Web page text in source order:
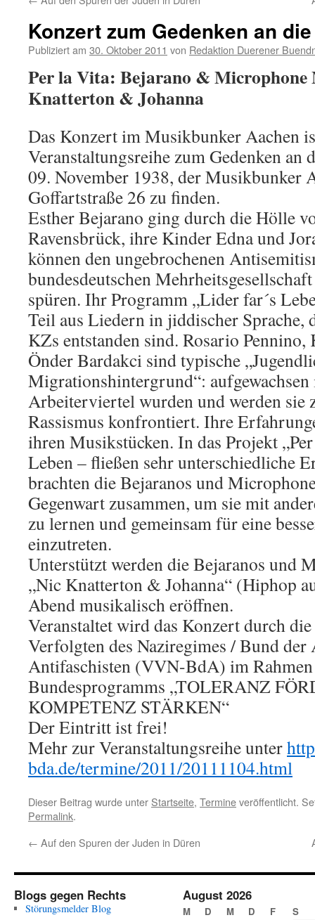
Konzert zum Gedenken an
Publiziert am 30. Oktober 2011 von Redaktion Duerener
Per la Vita: Bejarano & Microphone
Knatterton & Johanna
Das Konzert im Musikbunker Aachen
Veranstaltungsreihe zum Gedenken an
09. November 1938, der Musikbunker
Goffartstraße 26 zu finden.
Esther Bejarano ging durch die Hölle
Ravensbrück, ihre Kinder Edna und
können den ungebrochenen
bundesdeutschen
spüren. Ihr Programm „Lider far´s
Teil aus Liedern in jiddischer Sprache,
KZs entstanden sind. Rosario
Önder Bardakci sind typische
Migrationshintergrund“:
Arbeiterviertel wurden und werden sie
Rassismus konfrontiert. Ihre
ihren Musikstücken. In das Projekt
Leben – fließen sehr unterschiedliche
brachten die Bejaranos und
Gegenwart zusammen, um sie mit
zu lernen und gemeinsam für eine
einzutreten.
Unterstützt werden die Bejaranos und
„Nic Knatterton & Johanna“ (Hiphop
Abend musikalisch eröffnen.
Veranstaltet wird das Konzert durch
Verfolgten des Naziregimes / Bund
Antifaschisten (VVN-BdA) im Rahmen
Bundesprogramms „TOLERANZ
KOMPETENZ STÄRKEN“
Der Eintritt ist frei!
Mehr zur Veranstaltungsreihe unter
bda.de/termine/2011/20111104.html
Dieser Beitrag wurde unter Startseite, Termineveröffentlicht.
Permalink.
← Auf den Spuren der Juden in Düren
Blogs gegen Rechts
Störungsmelder Blog
August 2026
M D M D F S